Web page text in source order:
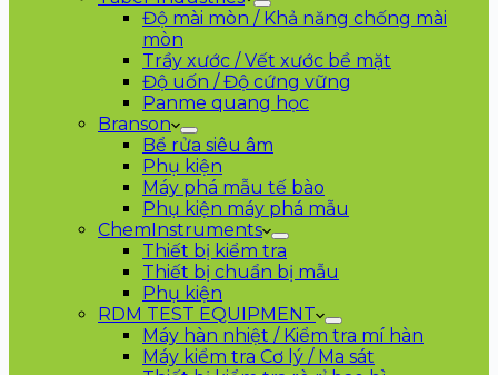
Độ mài mòn / Khả năng chống mài
mòn
Trầy xước / Vết xước bề mặt
Độ uốn / Độ cứng vững
Panme quang học
Branson
Bể rửa siêu âm
Phụ kiện
Máy phá mẫu tế bào
Phụ kiện máy phá mẫu
ChemInstruments
Thiết bị kiểm tra
Thiết bị chuẩn bị mẫu
Phụ kiện
RDM TEST EQUIPMENT
Máy hàn nhiệt / Kiểm tra mí hàn
Máy kiểm tra Cơ lý / Ma sát